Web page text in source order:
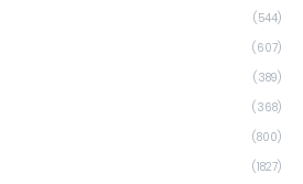
(544)
(607)
(389)
(368)
(800)
(1827)